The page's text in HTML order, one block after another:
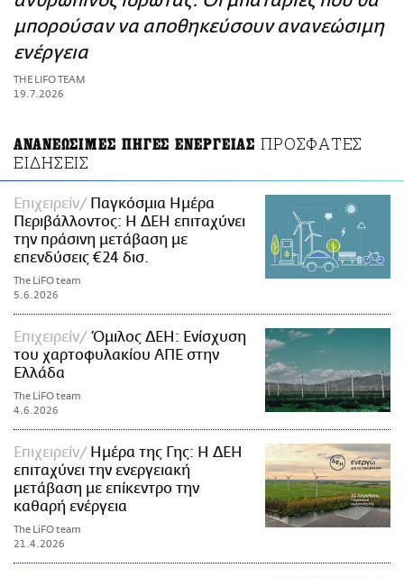
ΑΜΠΑ
PRINT
μπορούσαν να αποθηκεύσουν ανανεώσιμη
ενέργεια
THE LIFO TEAM
19.7.2026
ΑΝΑΝΕΩΣΙΜΕΣ ΠΗΓΕΣ ΕΝΕΡΓΕΙΑΣ ΠΡΟΣΦΑΤΕΣ
ΕΙΔΗΣΕΙΣ
Επιχειρείν
Παγκόσμια Ημέρα
Περιβάλλοντος: Η ΔΕΗ επιταχύνει
την πράσινη μετάβαση με
επενδύσεις €24 δισ.
The LiFO team
5.6.2026
Επιχειρείν
Όμιλος ΔΕΗ: Ενίσχυση
του χαρτοφυλακίου ΑΠΕ στην
Ελλάδα
The LiFO team
4.6.2026
Επιχειρείν
Ημέρα της Γης: Η ΔΕΗ
επιταχύνει την ενεργειακή
μετάβαση με επίκεντρο την
καθαρή ενέργεια
The LiFO team
21.4.2026